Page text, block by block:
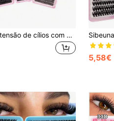
Kit de extensão de cílios com 640 peças, curvatura D, conjunto de extensão de cílios super curvados, maquiagem para os olhos com vários estilos, adequado para iniciantes, comprimento misto de 10 a 16 mm, natural, em tufos, volumoso, espesso, estilos variados, autoadesivo, tufos de cílios reutilizáveis, cílios individuais, cílios postiços.
5,58€